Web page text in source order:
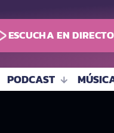
ESCUCHA EN DIRECTO
PODCAST